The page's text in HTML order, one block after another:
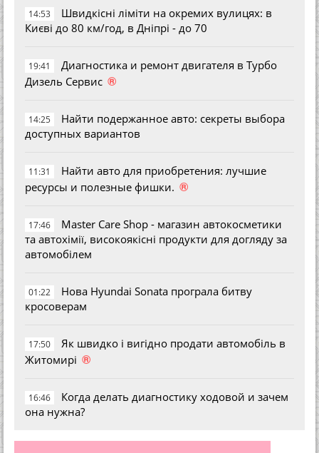
14:53
Швидкісні ліміти на окремих вулицях: в
Києві до 80 км/год, в Дніпрі - до 70
19:41
Диагностика и ремонт двигателя в Турбо
Дизель Сервис ®
14:25
Найти подержанное авто: секреты выбора
доступных вариантов
11:31
Найти авто для приобретения: лучшие
ресурсы и полезные фишки. ®
17:46
Master Care Shop - магазин автокосметики
та автохімії, високоякісні продукти для догляду за
автомобілем
01:22
Нова Hyundai Sonata програла битву
кросоверам
17:50
Як швидко і вигідно продати автомобіль в
Житомирі ®
16:46
Когда делать диагностику ходовой и зачем
она нужна?